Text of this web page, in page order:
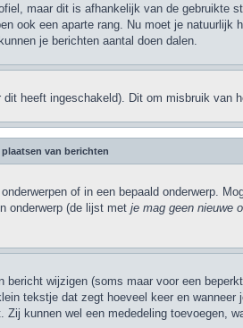
maar dit is afhankelijk van de gebruikte
ook een aparte rang. Nu moet je
je berichten aantal doen dalen.
heeft ingeschakeld). Dit om misbruik van
van berichten
of in een bepaald onderwerp.
onderwerp (de lijst met je mag geen nieuwe
wijzigen (soms maar voor een
tekstje dat zegt hoeveel keer en
kunnen wel een mededeling toevoegen,